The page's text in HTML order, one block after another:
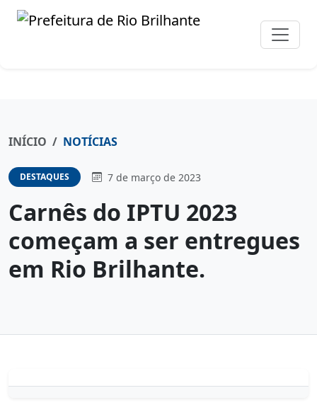
INÍCIO NOTÍCIAS
DESTAQUES 7 de março de 2023
Carnês do IPTU 2023
começam a ser entregues
em Rio Brilhante.